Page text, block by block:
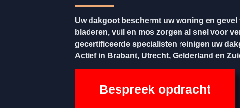
Uw dakgoot beschermt uw woning en gevel
bladeren, vuil en mos zorgen al snel voor
gecertificeerde specialisten reinigen uw
Actief in Brabant, Utrecht, Gelderland en
Bespreek opdracht